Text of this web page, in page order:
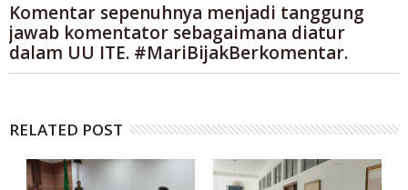
Komentar sepenuhnya menjadi tanggung
jawab komentator sebagaimana diatur
dalam UU ITE. #MariBijakBerkomentar.
RELATED POST